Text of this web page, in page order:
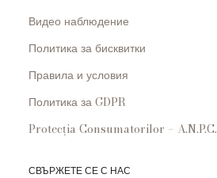
Видео наблюдение
Политика за бисквитки
Правила и условия
Политика за GDPR
Protecția Consumatorilor – A.N.P.C.
СВЪРЖЕТЕ СЕ С НАС